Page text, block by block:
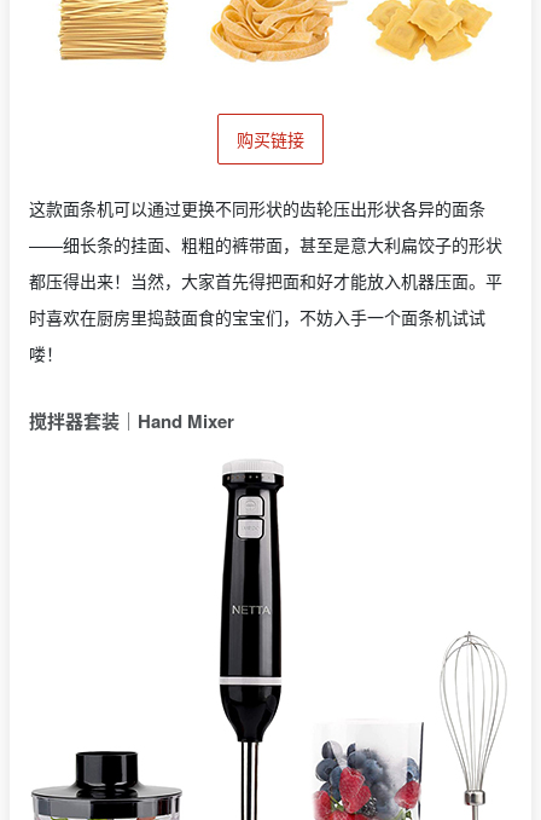
购买链接
这款面条机可以通过更换不同形状的齿轮压出形状各异的面条
——细长条的挂面、粗粗的裤带面，甚至是意大利扁饺子的形状
都压得出来！当然，大家首先得把面和好才能放入机器压面。平
时喜欢在厨房里捣鼓面食的宝宝们，不妨入手一个面条机试试
喽！
搅拌器套装｜Hand Mixer